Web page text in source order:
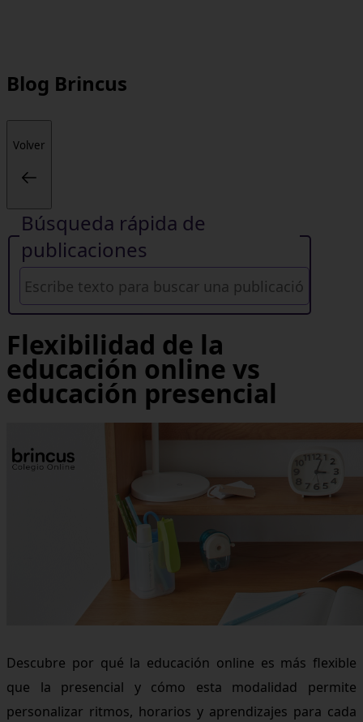
Blog Brincus
Volver
Búsqueda rápida de
publicaciones
Flexibilidad de la
educación online vs
educación presencial
Descubre por qué la educación online es más flexible
que la presencial y cómo esta modalidad permite
personalizar ritmos, horarios y aprendizajes para cada